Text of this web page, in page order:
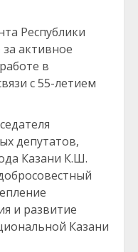
Республики
активное
в
с 55-летием
депутатов,
Казани К.Ш.
и развитие
Казани